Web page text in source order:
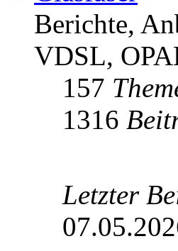
Berichte,
VDSL,
157
1316
Letzter